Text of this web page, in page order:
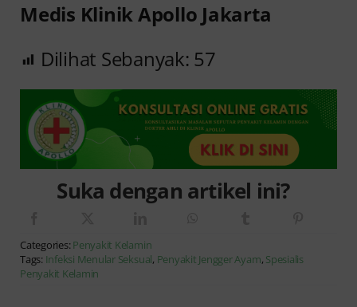
Medis Klinik Apollo Jakarta
Dilihat Sebanyak: 57
Suka dengan artikel ini?
Categories: Penyakit Kelamin
Tags: Infeksi Menular Seksual, Penyakit Jengger Ayam, Spesialis
Penyakit Kelamin